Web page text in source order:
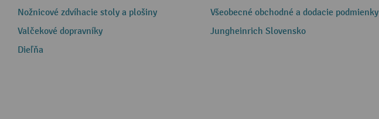
Nožnicové zdvíhacie stoly a plošiny
Valčekové dopravníky
Dieľňa
Všeobecné obchodné a dodacie podmienky
Jungheinrich Slovensko